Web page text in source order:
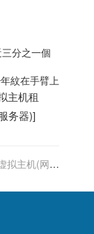
分之一個
紋在手臂上
主机租
务器)]
拟主机(网站
间)